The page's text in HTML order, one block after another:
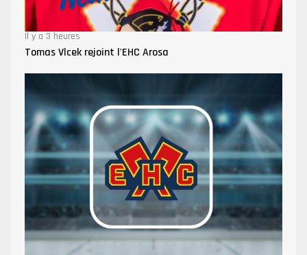
Il y a 3 heures
Tomas Vlcek rejoint l'EHC Arosa